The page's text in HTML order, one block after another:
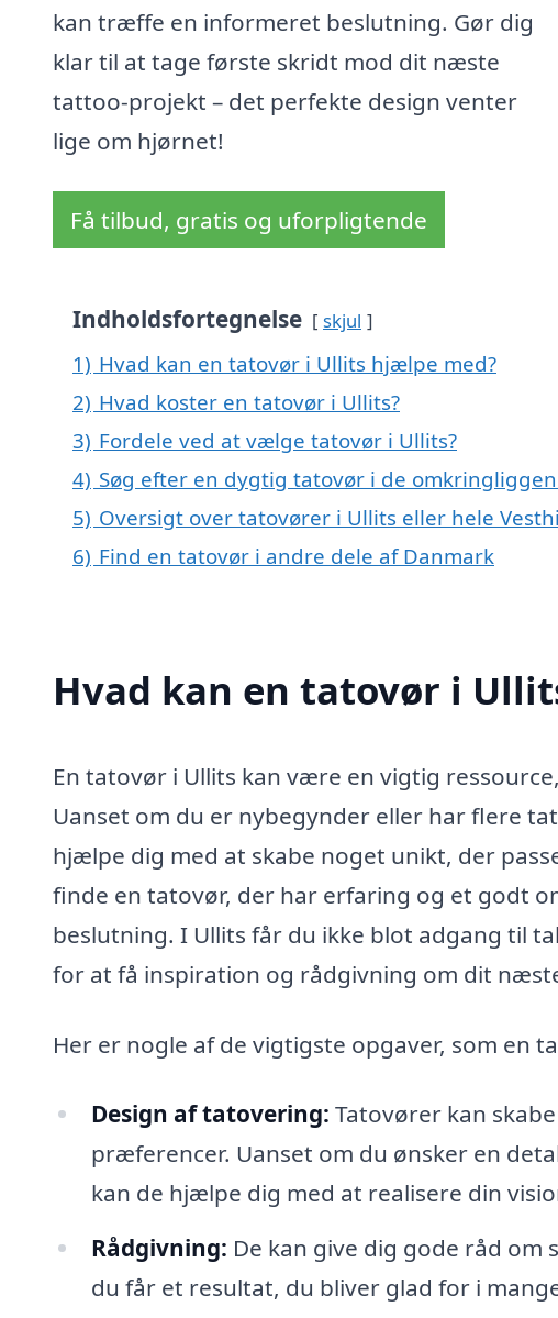
kan træffe en informeret beslutning. Gør dig
klar til at tage første skridt mod dit næste
tattoo-projekt – det perfekte design venter
lige om hjørnet!
Få tilbud, gratis og uforpligtende
Indholdsfortegnelse skjul
1) Hvad kan en tatovør i Ullits hjælpe med?
2) Hvad koster en tatovør i Ullits?
3) Fordele ved at vælge tatovør i Ullits?
4) Søg efter en dygtig tatovør i de
5) Oversigt over tatovører i Ullits eller hele
6) Find en tatovør i andre dele af Danmark
Hvad kan en tatovør i
En tatovør i Ullits kan være en vigtig
Uanset om du er nybegynder eller har flere
hjælpe dig med at skabe noget unikt, der
finde en tatovør, der har erfaring og et godt
beslutning. I Ullits får du ikke blot adgang til
for at få inspiration og rådgivning om dit
Her er nogle af de vigtigste opgaver, som en
Design af tatovering: Tatovører kan
præferencer. Uanset om du ønsker en
kan de hjælpe dig med at realisere din
Rådgivning: De kan give dig gode råd
du får et resultat, du bliver glad for i